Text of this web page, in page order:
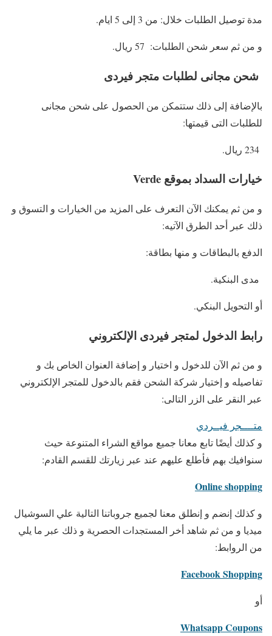
مدة توصيل الطلبات خلال: من 3 إلى 5 ايام.
و من ثم سعر شحن الطلبات: 57 ريال.
شحن مجانى لطلبات متجر فيردى
بالإضافة إلى ذلك ستتمكن من الحصول على شحن مجانى
للطلبات التى قيمتها:
خيارات السداد بموقع Verde
و من ثم يمكنك الآن التعرف على المزيد من الخيارات و التسوق و
ذلك عبر أحد الطرق الآتيه:
الدفع بالبطاقات و منها بطاقة:
مدى البنكية.
أو التحويل البنكي.
رابط الدخول لمتجر فيردى الإلكتروني
و من ثم الآن للدخول و اختيار و إضافة العنوان الخاص بك و
تفاصيله و إختيار شركة الشحن فقم بالدخول للمتجر الإلكتروني
عبر النقر على الزر التالى:
متــــجر فيــردي
و كذلك أيضًا تابع معانا جميع مواقع الشراء المتنوعة حيث
سنوافيك بهم فأطلع عليهم عند عبر زيارتك للقسم القادم:
Online shopping
و كذلك إنضم و إنطلق معنا لجميع جروباتنا التالية علي السوشيال
ميديا و من ثم شاهد أخر المستجدات الحصرية و ذلك عبر ما يلي
من الروابط:
Facebook Shopping
أو
Whatsapp Coupons